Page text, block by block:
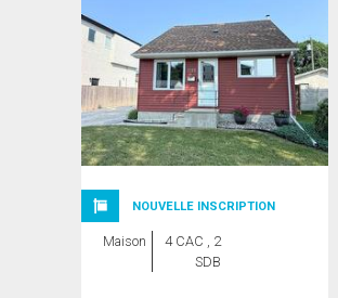
NOUVELLE INSCRIPTION
Maison
4 CAC , 2
SDB